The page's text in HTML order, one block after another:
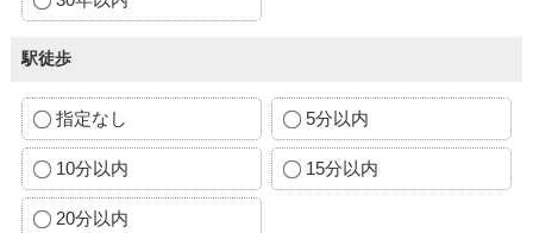
駅徒歩
指定なし 5分以内
10分以内 15分以内
20分以内